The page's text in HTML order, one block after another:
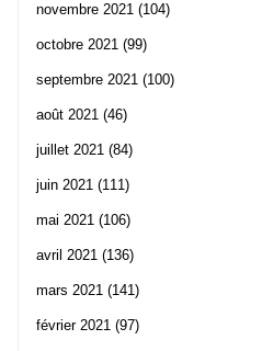
novembre 2021 (104)
octobre 2021 (99)
septembre 2021 (100)
août 2021 (46)
juillet 2021 (84)
juin 2021 (111)
mai 2021 (106)
avril 2021 (136)
mars 2021 (141)
février 2021 (97)